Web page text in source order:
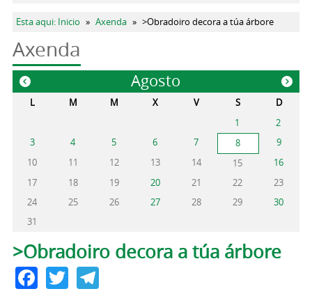
Vostede está aquí
Esta aqui: Inicio » Axenda » >Obradoiro decora a túa árbore
Axenda
Agosto
« »
L M M X V S
D
1
2
3
4 5 6 7 8
9
10
11 12 13 14 15
16
17
18 19 20 21 22
23
24
25 26 27 28 29
30
31
Pestanas principais
>Obradoiro decora a túa árbore
Facebook
TwitterTelegram